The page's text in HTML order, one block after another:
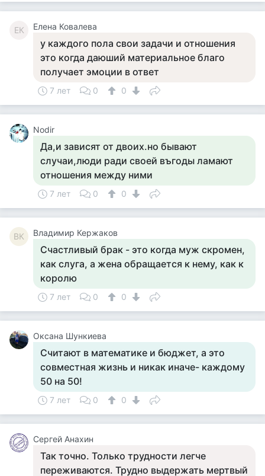
ЕК Елена Ковалева
у каждого пола свои задачи и отношения
это когда даюший материальное благо
получает эмоции в ответ
7 лет 0 0
Nodir
Да,и зависят от двоих.но бывают
случаи,люди ради своей въгоды ламают
отношения между ними
7 лет 0 0
ВК Владимир Кержаков
Счастливый брак - это когда муж скромен,
как слуга, а жена обращается к нему, как к
королю
7 лет 0 0
Оксана Шункиева
Считают в математике и бюджет, а это
совместная жизнь и никак иначе- каждому
50 на 50!
7 лет 0 0
Сергей Анахин
Так точно. Только трудности легче
переживаются. Трудно выдержать мертвый